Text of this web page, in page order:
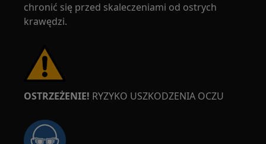
chronić się przed skaleczeniami od ostrych
krawędzi.
OSTRZEŻENIE! RYZYKO USZKODZENIA OCZU